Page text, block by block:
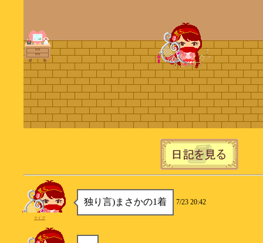
独り言)まさかの1着 7/23 20:42
ライグ